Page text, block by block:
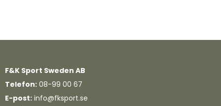
F&K Sport Sweden AB
Telefon: 08-99 00 67
E-post: info@fksport.se